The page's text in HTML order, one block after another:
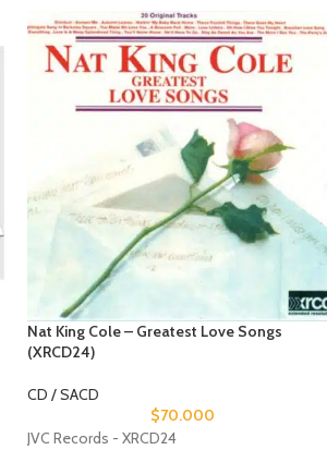
Nat King Cole – Greatest Love Songs
(XRCD24)
CD / SACD
$70.000
JVC Records - XRCD24